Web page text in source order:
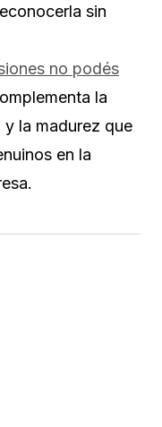
sin
no podés
la
la madurez que
en la